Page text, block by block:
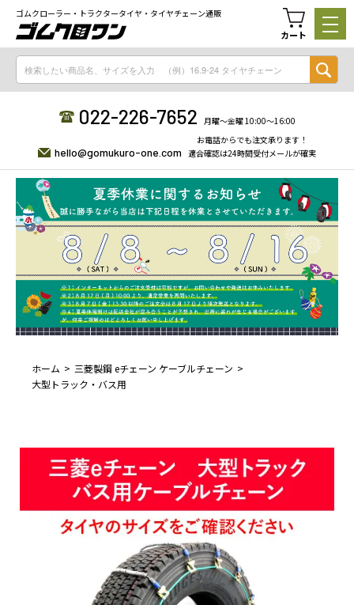
ゴムクローラー・トラクタータイヤ・タイヤチェーン通販
カート
022-226-7652 月曜〜金曜 10:00〜16:00
hello@gomukuro-one.com
お電話からでも注文承ります！
適合確認は24時間受付メールが確実
ホーム
三菱製鋼 eチェーン ケーブルチェーン
大型トラック・バス用